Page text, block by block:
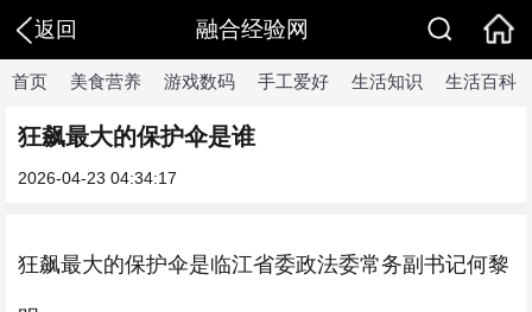
返回 融合经验网
首页 美食营养 游戏数码 手工爱好 生活知识 生活百科
狂飙最大的保护伞是谁
2026-04-23 04:34:17
狂飙最大的保护伞是临江省委政法委常务副书记何黎